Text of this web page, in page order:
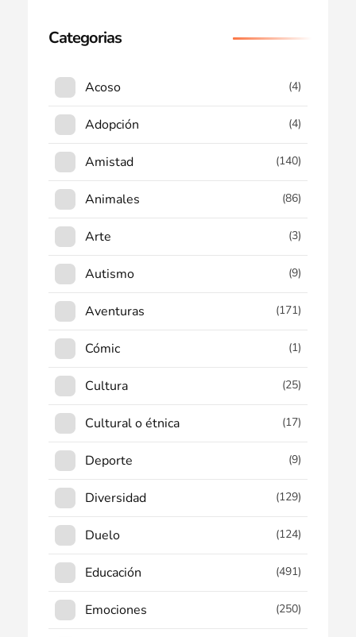
Categorias
Acoso (4)
Adopción (4)
Amistad (140)
Animales (86)
Arte (3)
Autismo (9)
Aventuras (171)
Cómic (1)
Cultura (25)
Cultural o étnica (17)
Deporte (9)
Diversidad (129)
Duelo (124)
Educación (491)
Emociones (250)